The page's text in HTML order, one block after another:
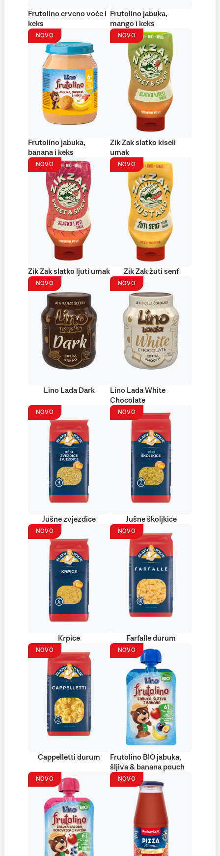
Frutolino crveno voće i
keks
Frutolino jabuka,
mango i keks
NOVO
Frutolino jabuka,
banana i keks
NOVO
Zik Zak slatko kiseli
umak
NOVO
Zik Zak slatko ljuti umak
NOVO
Zik Zak žuti senf
NOVO
Lino Lada Dark
NOVO
Lino Lada White
Chocolate
NOVO
Jušne zvjezdice
NOVO
Jušne školjkice
NOVO
Krpice
NOVO
Farfalle durum
NOVO
Cappelletti durum
NOVO
Frutolino BIO jabuka,
šljiva & banana pouch
NOVO NOVO